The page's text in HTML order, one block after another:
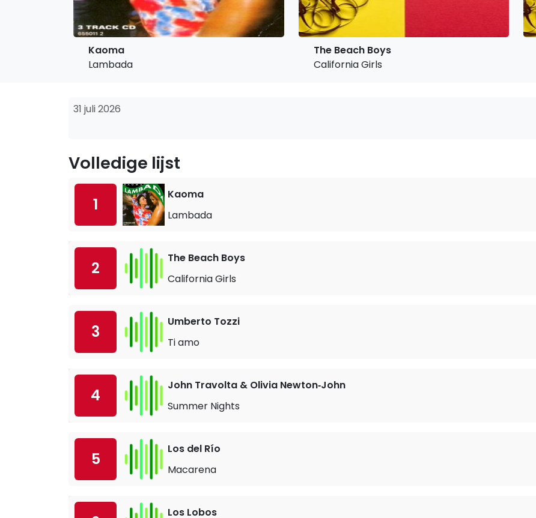
Kaoma
Lambada
The Beach Boys
California Girls
31 juli 2026
Volledige lijst
1
Kaoma
Lambada
2
The Beach Boys
California Girls
3
Umberto Tozzi
Ti amo
4
John Travolta & Olivia Newton‐John
Summer Nights
5
Los del Río
Macarena
Los Lobos